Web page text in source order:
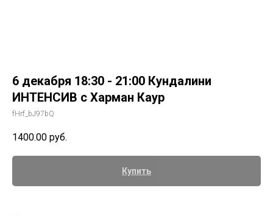
6 декабря 18:30 - 21:00 Кундалини
ИНТЕНСИВ с Харман Каур
fHrf_bJ97bQ
1400.00 руб.
Купить